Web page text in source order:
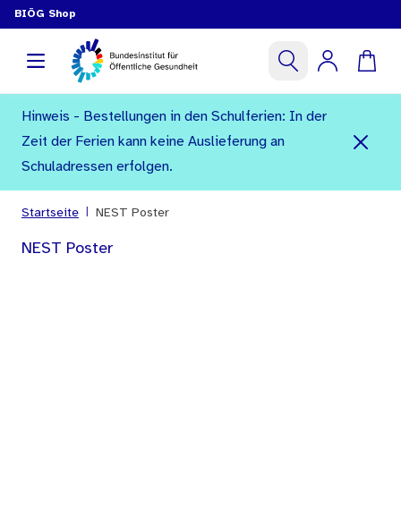
BIÖG Shop
Hinweis - Bestellungen in den Schulferien: In der
Zeit der Ferien kann keine Auslieferung an
Schuladressen erfolgen.
Startseite NEST Poster
NEST Poster